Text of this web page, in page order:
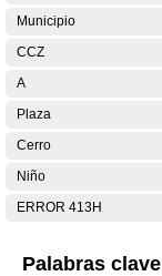
Municipio
CCZ
A
Plaza
Cerro
Niño
ERROR 413H
Palabras clave